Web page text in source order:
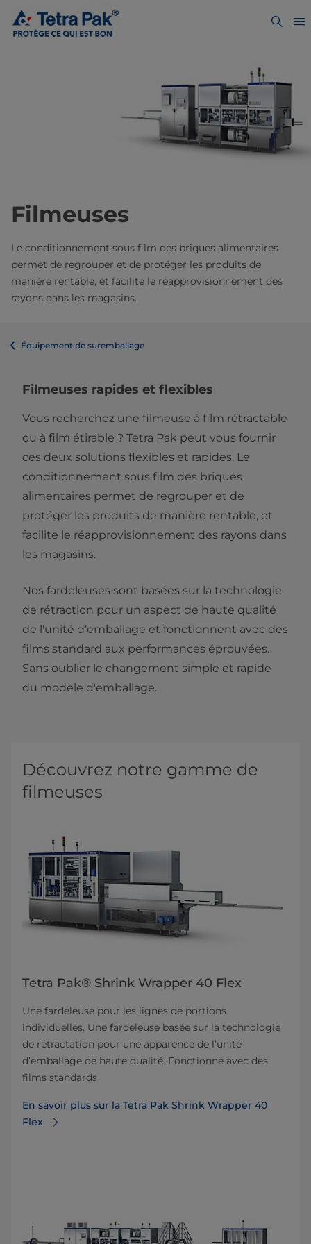
Filmeuses
Le conditionnement sous film des briques alimentaires
permet de regrouper et de protéger les produits de
manière rentable, et facilite le réapprovisionnement des
rayons dans les magasins.
Équipement de suremballage
Filmeuses rapides et flexibles
Vous recherchez une filmeuse à film rétractable
ou à film étirable ? Tetra Pak peut vous fournir
ces deux solutions flexibles et rapides. Le
conditionnement sous film des briques
alimentaires permet de regrouper et de
protéger les produits de manière rentable, et
facilite le réapprovisionnement des rayons dans
les magasins.
Nos fardeleuses sont basées sur la technologie
de rétraction pour un aspect de haute qualité
de l'unité d'emballage et fonctionnent avec des
films standard aux performances éprouvées.
Sans oublier le changement simple et rapide
du modèle d'emballage.
Découvrez notre gamme de
filmeuses
Tetra Pak® Shrink Wrapper 40 Flex
Une fardeleuse pour les lignes de portions
individuelles. Une fardeleuse basée sur la technologie
de rétractation pour une apparence de l’unité
d’emballage de haute qualité. Fonctionne avec des
films standards
En savoir plus sur la Tetra Pak Shrink Wrapper 40
Flex